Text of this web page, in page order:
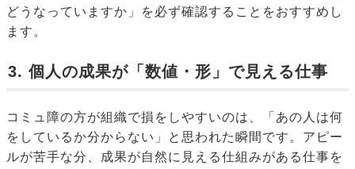
どうなっていますか」を必ず確認することをおすすめし
ます。
3. 個人の成果が「数値・形」で見える仕事
コミュ障の方が組織で損をしやすいのは、「あの人は何
をしているか分からない」と思われた瞬間です。アピー
ルが苦手な分、成果が自然に見える仕組みがある仕事を